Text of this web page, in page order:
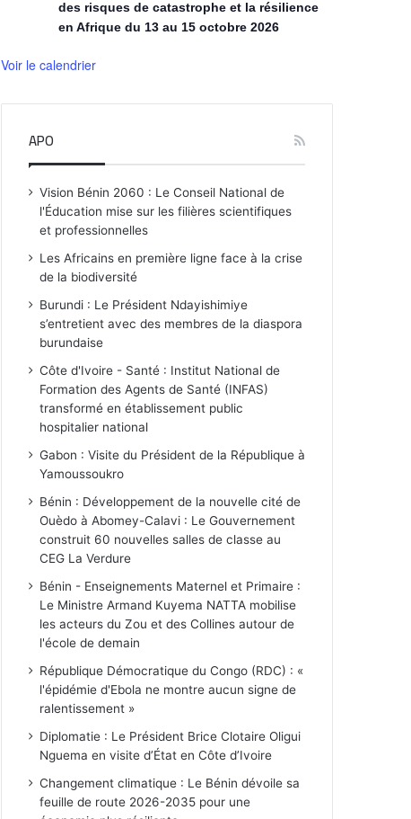
des risques de catastrophe et la résilience
en Afrique du 13 au 15 octobre 2026
Voir le calendrier
APO
Vision Bénin 2060 : Le Conseil National de
l'Éducation mise sur les filières scientifiques
et professionnelles
Les Africains en première ligne face à la crise
de la biodiversité
Burundi : Le Président Ndayishimiye
s’entretient avec des membres de la diaspora
burundaise
Côte d'Ivoire - Santé : Institut National de
Formation des Agents de Santé (INFAS)
transformé en établissement public
hospitalier national
Gabon : Visite du Président de la République à
Yamoussoukro
Bénin : Développement de la nouvelle cité de
Ouèdo à Abomey-Calavi : Le Gouvernement
construit 60 nouvelles salles de classe au
CEG La Verdure
Bénin - Enseignements Maternel et Primaire :
Le Ministre Armand Kuyema NATTA mobilise
les acteurs du Zou et des Collines autour de
l'école de demain
République Démocratique du Congo (RDC) : «
l'épidémie d'Ebola ne montre aucun signe de
ralentissement »
Diplomatie : Le Président Brice Clotaire Oligui
Nguema en visite d’État en Côte d’Ivoire
Changement climatique : Le Bénin dévoile sa
feuille de route 2026-2035 pour une